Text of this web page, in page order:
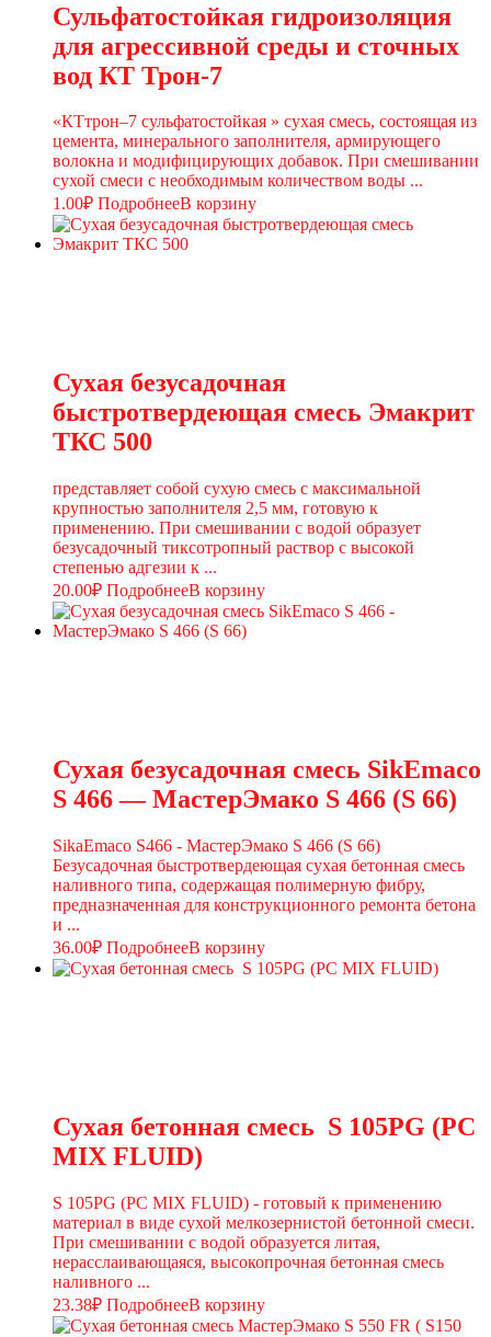
Сульфатостойкая гидроизоляция
для агрессивной среды и сточных
вод КТ Трон-7
«КТтрон–7 сульфатостойкая » сухая смесь, состоящая из
цемента, минерального заполнителя, армирующего
волокна и модифицирующих добавок. При смешивании
сухой смеси с необходимым количеством воды ...
1.00₽ ПодробнееВ корзину
Сухая безусадочная
быстротвердеющая смесь Эмакрит
ТКС 500
представляет собой сухую смесь с максимальной
крупностью заполнителя 2,5 мм, готовую к
применению. При смешивании с водой образует
безусадочный тиксотропный раствор с высокой
степенью адгезии к ...
20.00₽ ПодробнееВ корзину
Сухая безусадочная смесь SikEmaco
S 466 — МастерЭмако S 466 (S 66)
SikaEmaco S466 - МастерЭмако S 466 (S 66)
Безусадочная быстротвердеющая сухая бетонная смесь
наливного типа, содержащая полимерную фибру,
предназначенная для конструкционного ремонта бетона
и ...
36.00₽ ПодробнееВ корзину
Сухая бетонная смесь S 105PG (PC
MIX FLUID)
S 105PG (PC MIX FLUID) - готовый к применению
материал в виде сухой мелкозернистой бетонной смеси.
При смешивании с водой образуется литая,
нерасслаивающаяся, высокопрочная бетонная смесь
наливного ...
23.38₽ ПодробнееВ корзину